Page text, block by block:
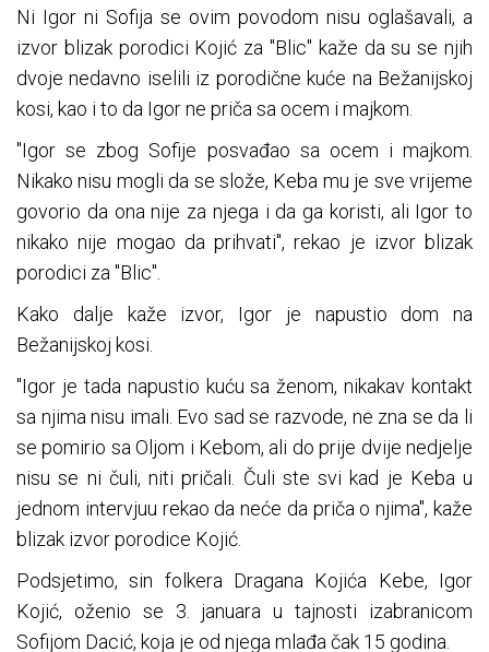
Ni Igor ni Sofija se ovim povodom nisu oglašavali, a
izvor blizak porodici Kojić za "Blic" kaže da su se njih
dvoje nedavno iselili iz porodične kuće na Bežanijskoj
kosi, kao i to da Igor ne priča sa ocem i majkom.
"Igor se zbog Sofije posvađao sa ocem i majkom.
Nikako nisu mogli da se slože, Keba mu je sve vrijeme
govorio da ona nije za njega i da ga koristi, ali Igor to
nikako nije mogao da prihvati", rekao je izvor blizak
porodici za "Blic".
Kako dalje kaže izvor, Igor je napustio dom na
Bežanijskoj kosi.
"Igor je tada napustio kuću sa ženom, nikakav kontakt
sa njima nisu imali. Evo sad se razvode, ne zna se da li
se pomirio sa Oljom i Kebom, ali do prije dvije nedjelje
nisu se ni čuli, niti pričali. Čuli ste svi kad je Keba u
jednom intervjuu rekao da neće da priča o njima", kaže
blizak izvor porodice Kojić.
Podsjetimo, sin folkera Dragana Kojića Kebe, Igor
Kojić, oženio se 3. januara u tajnosti izabranicom
Sofijom Dacić, koja je od njega mlađa čak 15 godina.